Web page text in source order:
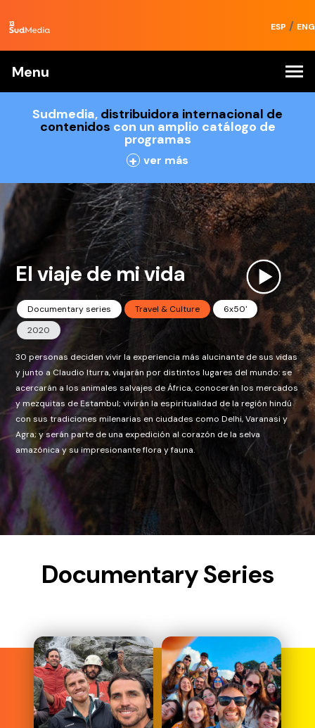
ESP / ENG
Menu
Sudmedia, distribuidora internacional de
contenidos con un amplio catálogo de
programas
+ ver más
El viaje de mi vida
Documentary series Travel & Culture
6x50'
2020
30 personas deciden vivir la experiencia más alucinante de sus vidas
y junto a Claudio Iturra, viajarán por distintos lugares del mundo: se
acercarán a los animales salvajes de África, conocerán los mercados
y mezquitas de Estambul; vivirán la espiritualidad de la región hindú
con sus tradiciones milenarias en ciudades como Delhi, Varanasi y
Agra; y serán parte de una expedición al corazón de la selva
amazónica y su impresionante flora y fauna.
Documentary Series